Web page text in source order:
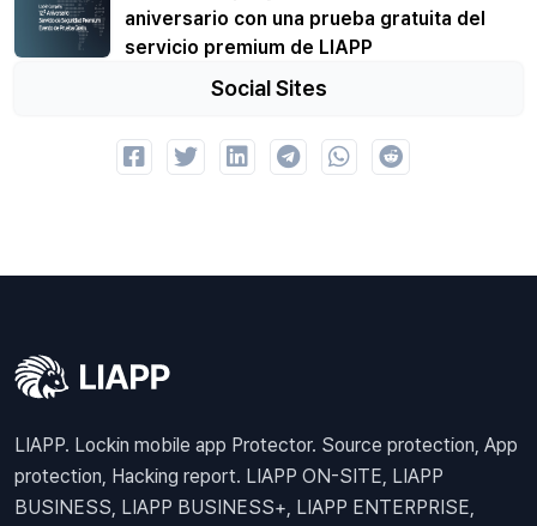
aniversario con una prueba gratuita del
servicio premium de LIAPP
Social Sites
LIAPP. Lockin mobile app Protector. Source protection, App
protection, Hacking report. LIAPP ON-SITE, LIAPP
BUSINESS, LIAPP BUSINESS+, LIAPP ENTERPRISE,